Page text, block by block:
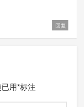
回复
用*标注